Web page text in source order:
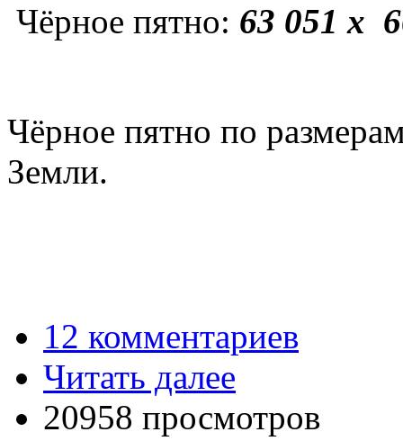
Чёрное пятно: 63 051 x
Чёрное пятно по
Земли.
12 комментариев
Читать далее
20958 просмотров